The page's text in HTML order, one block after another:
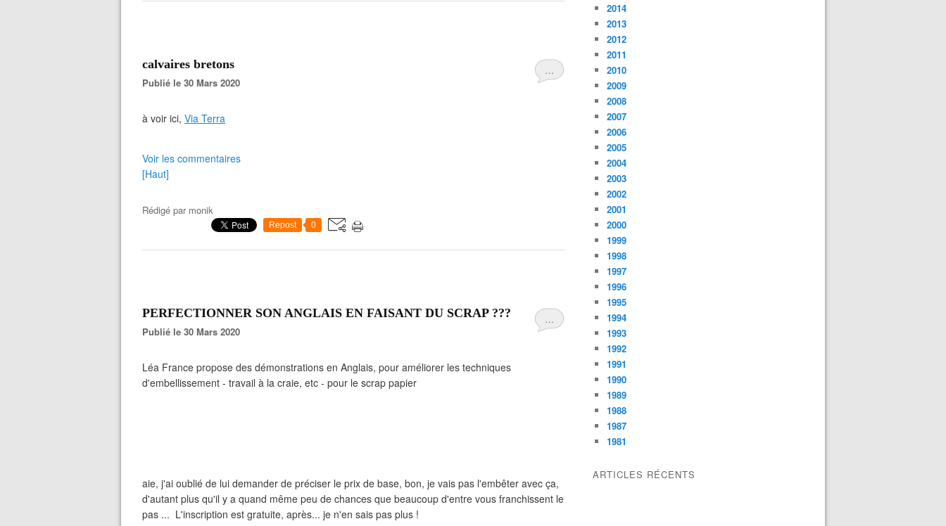
…
calvaires bretons
Publié le 30 Mars 2020
à voir ici, Via Terra
Voir les commentaires
[Haut]
Rédigé par monik
Repost 0
…
PERFECTIONNER SON ANGLAIS EN FAISANT DU SCRAP ???
Publié le 30 Mars 2020
Léa France propose des démonstrations en Anglais, pour améliorer les techniques
d'embellissement - travail à la craie, etc - pour le scrap papier
aie, j'ai oublié de lui demander de préciser le prix de base, bon, je vais pas l'embêter avec ça,
d'autant plus qu'il y a quand même peu de chances que beaucoup d'entre vous franchissent le
pas ... L'inscription est gratuite, après... je n'en sais pas plus !
2014
2013
2012
2011
2010
2009
2008
2007
2006
2005
2004
2003
2002
2001
2000
1999
1998
1997
1996
1995
1994
1993
1992
1991
1990
1989
1988
1987
1981
ARTICLES RÉCENTS